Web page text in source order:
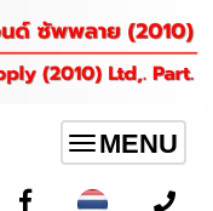
Toggle
navigation
MENU